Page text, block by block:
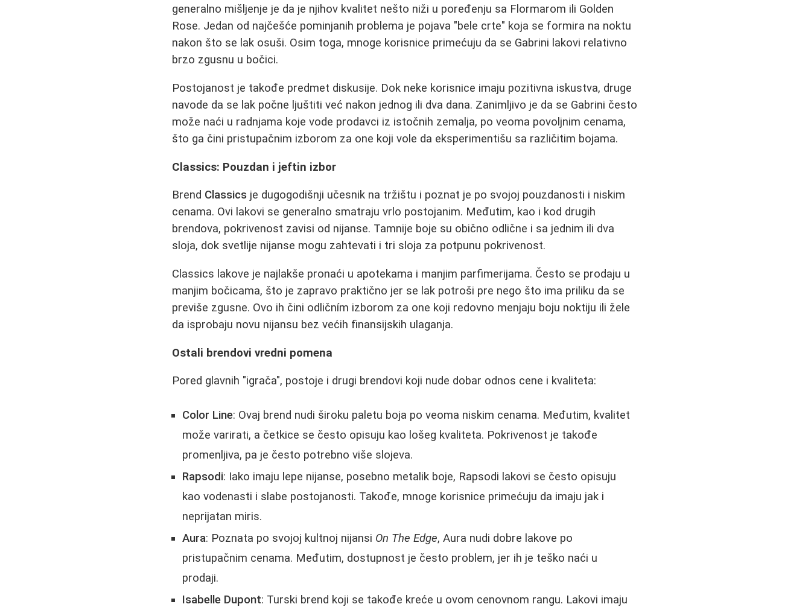
generalno mišljenje je da je njihov kvalitet nešto niži u poređenju sa Flormarom ili Golden
Rose. Jedan od najčešće pominjanih problema je pojava "bele crte" koja se formira na noktu
nakon što se lak osuši. Osim toga, mnoge korisnice primećuju da se Gabrini lakovi relativno
brzo zgusnu u bočici.
Postojanost je takođe predmet diskusije. Dok neke korisnice imaju pozitivna iskustva, druge
navode da se lak počne ljuštiti već nakon jednog ili dva dana. Zanimljivo je da se Gabrini često
može naći u radnjama koje vode prodavci iz istočnih zemalja, po veoma povoljnim cenama,
što ga čini pristupačnim izborom za one koji vole da eksperimentišu sa različitim bojama.
Classics: Pouzdan i jeftin izbor
Brend Classics je dugogodišnji učesnik na tržištu i poznat je po svojoj pouzdanosti i niskim
cenama. Ovi lakovi se generalno smatraju vrlo postojanim. Međutim, kao i kod drugih
brendova, pokrivenost zavisi od nijanse. Tamnije boje su obično odlične i sa jednim ili dva
sloja, dok svetlije nijanse mogu zahtevati i tri sloja za potpunu pokrivenost.
Classics lakove je najlakše pronaći u apotekama i manjim parfimerijama. Često se prodaju u
manjim bočicama, što je zapravo praktično jer se lak potroši pre nego što ima priliku da se
previše zgusne. Ovo ih čini odličním izborom za one koji redovno menjaju boju noktiju ili žele
da isprobaju novu nijansu bez većih finansijskih ulaganja.
Ostali brendovi vredni pomena
Pored glavnih "igrača", postoje i drugi brendovi koji nude dobar odnos cene i kvaliteta:
Color Line: Ovaj brend nudi široku paletu boja po veoma niskim cenama. Međutim, kvalitet
može varirati, a četkice se često opisuju kao lošeg kvaliteta. Pokrivenost je takođe
promenljiva, pa je često potrebno više slojeva.
Rapsodi: Iako imaju lepe nijanse, posebno metalik boje, Rapsodi lakovi se često opisuju
kao vodenasti i slabe postojanosti. Takođe, mnoge korisnice primećuju da imaju jak i
neprijatan miris.
Aura: Poznata po svojoj kultnoj nijansi On The Edge, Aura nudi dobre lakove po
pristupačnim cenama. Međutim, dostupnost je često problem, jer ih je teško naći u
prodaji.
Isabelle Dupont: Turski brend koji se takođe kreće u ovom cenovnom rangu. Lakovi imaju